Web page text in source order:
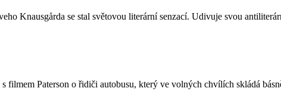
Knausgårda se stal světovou literární senzací. Udivuje svou
filmem Paterson o řidiči autobusu, který ve volných chvílích skládá